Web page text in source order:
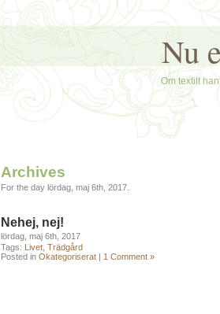
Nu
Om textilt
Archives
For the day lördag, maj 6th, 2017.
Nehej, nej!
lördag, maj 6th, 2017
Tags: Livet Trädgård
Posted in Okategoriserat | 1 Comment »